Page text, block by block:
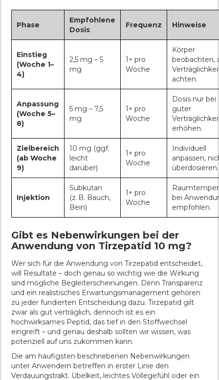
Phase
Empfohlene
Dosis
Frequenz Hinweise
Einstieg
(Woche 1–
4)
2,5 mg – 5
mg
1× pro
Woche
Körper
beobachten,
achten.
Anpassung
(Woche 5–
8)
5 mg – 7,5
mg
1× pro
Woche
Dosis nur bei
guter
erhöhen.
Zielbereich
(ab Woche
9)
10 mg (ggf.
leicht
darüber)
1× pro
Woche
Individuell
anpassen,
überdosieren.
Injektion
Subkutan
(z. B. Bauch,
Bein)
1× pro
Woche
bei
empfohlen.
Gibt es Nebenwirkungen bei der
Anwendung von Tirzepatid 10 mg?
Wer sich für die Anwendung von Tirzepatid entscheidet,
will Resultate – doch genau so wichtig wie die Wirkung
sind mögliche Begleiterscheinungen. Denn Transparenz
und ein realistisches Erwartungsmanagement gehören
zu jeder fundierten Entscheidung dazu. Tirzepatid gilt
zwar als gut verträglich, dennoch ist es ein
hochwirksames Peptid, das tief in den Stoffwechsel
eingreift – und genau deshalb sollten wir wissen, was
potenziell auf uns zukommen kann.
Die am häufigsten beschriebenen Nebenwirkungen
unter Anwendern betreffen in erster Linie den
Verdauungstrakt. Übelkeit, leichtes Völlegefühl oder ein